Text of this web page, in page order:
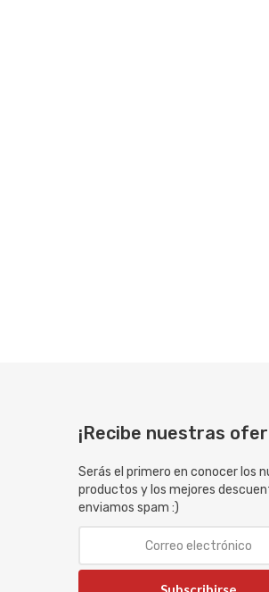
¡Recibe nuestras
Serás el primero en conocer los
productos y los mejores
enviamos spam :)